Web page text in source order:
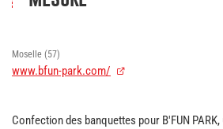
Moselle (57)
www.bfun-park.com/
Confection des banquettes pour B'FUN